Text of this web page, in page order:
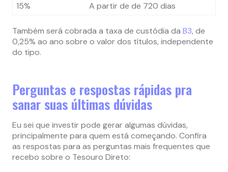
15%
A partir de de 720 dias
Também será cobrada a taxa de custódia da B3, de
0,25% ao ano sobre o valor dos títulos, independente
do tipo.
Perguntas e respostas rápidas pra
sanar suas últimas dúvidas
Eu sei que investir pode gerar algumas dúvidas,
principalmente para quem está começando. Confira
as respostas para as perguntas mais frequentes que
recebo sobre o Tesouro Direto: